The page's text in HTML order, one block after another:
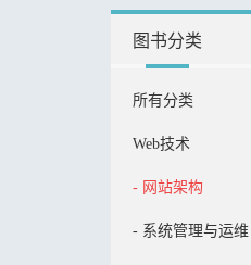
图书分类
所有分类
Web技术
- 网站架构
- 系统管理与运维